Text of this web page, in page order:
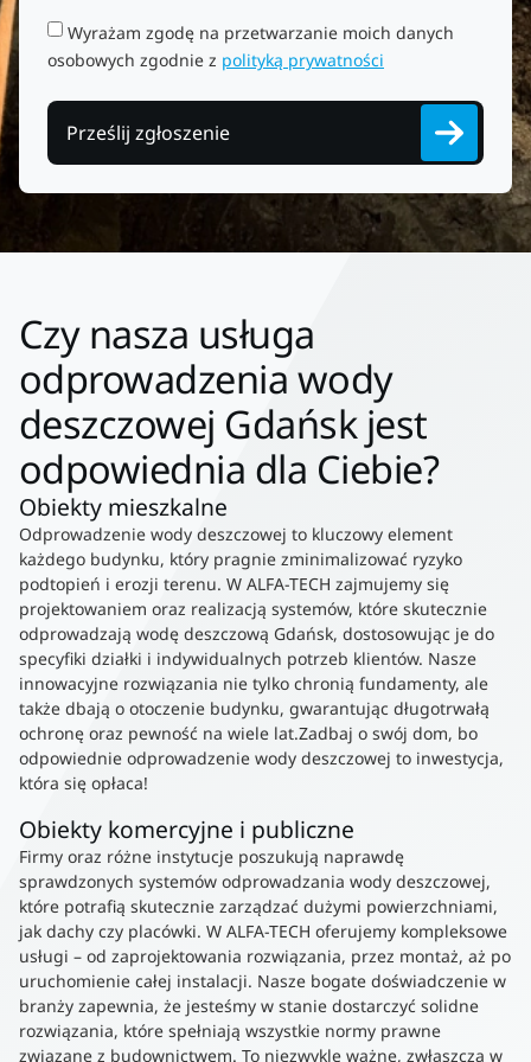
Wyrażam zgodę na przetwarzanie moich danych
osobowych zgodnie z polityką prywatności
Prześlij zgłoszenie
Czy nasza usługa
odprowadzenia wody
deszczowej Gdańsk jest
odpowiednia dla Ciebie?
Obiekty mieszkalne
Odprowadzenie wody deszczowej to kluczowy element
każdego budynku, który pragnie zminimalizować ryzyko
podtopień i erozji terenu. W ALFA-TECH zajmujemy się
projektowaniem oraz realizacją systemów, które skutecznie
odprowadzają wodę deszczową Gdańsk, dostosowując je do
specyfiki działki i indywidualnych potrzeb klientów. Nasze
innowacyjne rozwiązania nie tylko chronią fundamenty, ale
także dbają o otoczenie budynku, gwarantując długotrwałą
ochronę oraz pewność na wiele lat.Zadbaj o swój dom, bo
odpowiednie odprowadzenie wody deszczowej to inwestycja,
która się opłaca!
Obiekty komercyjne i publiczne
Firmy oraz różne instytucje poszukują naprawdę
sprawdzonych systemów odprowadzania wody deszczowej,
które potrafią skutecznie zarządzać dużymi powierzchniami,
jak dachy czy placówki. W ALFA-TECH oferujemy kompleksowe
usługi – od zaprojektowania rozwiązania, przez montaż, aż po
uruchomienie całej instalacji. Nasze bogate doświadczenie w
branży zapewnia, że jesteśmy w stanie dostarczyć solidne
rozwiązania, które spełniają wszystkie normy prawne
związane z budownictwem. To niezwykle ważne, zwłaszcza w